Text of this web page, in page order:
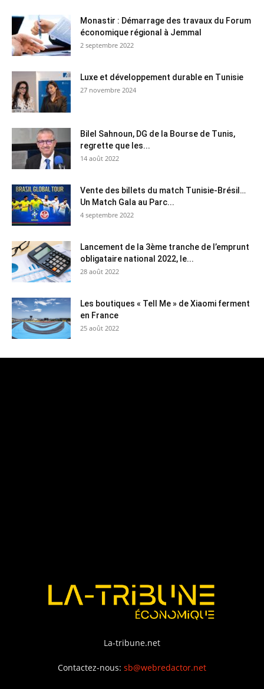
Monastir : Démarrage des travaux du Forum
économique régional à Jemmal
2 septembre 2022
Luxe et développement durable en Tunisie
27 novembre 2024
Bilel Sahnoun, DG de la Bourse de Tunis,
regrette que les...
14 août 2022
Vente des billets du match Tunisie-Brésil…
Un Match Gala au Parc...
4 septembre 2022
Lancement de la 3ème tranche de l’emprunt
obligataire national 2022, le...
28 août 2022
Les boutiques « Tell Me » de Xiaomi ferment
en France
25 août 2022
La-tribune.net
Contactez-nous: sb@webredactor.net